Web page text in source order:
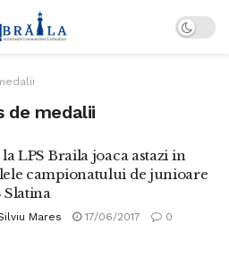
de medalii
la LPS Braila joaca astazi in
campionatului de junioare
Slatina
Mares 17/06/2017 0